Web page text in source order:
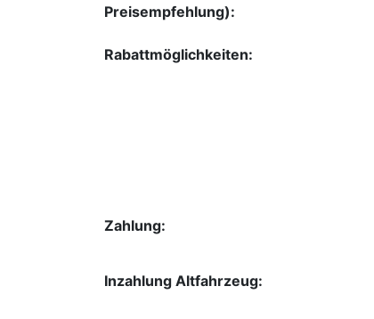
Preisempfehlung):
Rabattmöglichkeiten:
Zahlung:
Inzahlung Altfahrzeug: